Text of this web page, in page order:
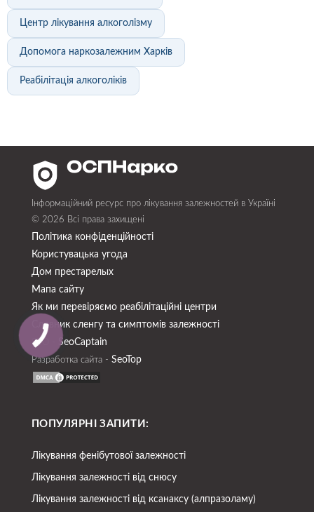
Центр лікування алкоголізму
Допомога наркозалежним Харків
Реабілітація алкоголіків
Інформаційний ресурс про лікування залежностей в Україні
© 2026 Всі права захищені
Політика конфіденційності
Користувацька угода
Дом престарелых
Мапа сайту
Як ми перевіряємо реабілітаційні центри
Словник сленгу та симптомів залежності
SEO - SeoСaptain
Разработка сайта - SeoTop
ПОПУЛЯРНІ ЗАПИТИ:
Лікування фенібутової залежності
Лікування залежності від снюсу
Лікування залежності від ксанаксу (алпразоламу)